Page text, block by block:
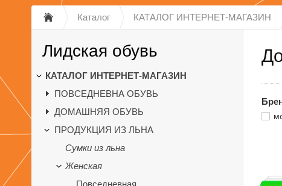
Каталог КАТАЛОГ ИНТЕРНЕТ-МАГАЗИН
Лидская обувь
КАТАЛОГ ИНТЕРНЕТ-МАГАЗИН
ПОВСЕДНЕВНА ОБУВЬ
ДОМАШНЯЯ ОБУВЬ
ПРОДУКЦИЯ ИЗ ЛЬНА
Сумки из льна
Женская
Повседневная